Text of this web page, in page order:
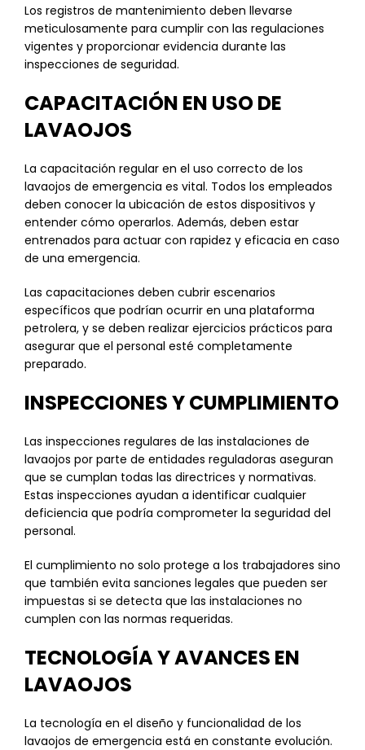
Los registros de mantenimiento deben llevarse
meticulosamente para cumplir con las regulaciones
vigentes y proporcionar evidencia durante las
inspecciones de seguridad.
CAPACITACIÓN EN USO DE
LAVAOJOS
La capacitación regular en el uso correcto de los
lavaojos de emergencia es vital. Todos los empleados
deben conocer la ubicación de estos dispositivos y
entender cómo operarlos. Además, deben estar
entrenados para actuar con rapidez y eficacia en caso
de una emergencia.
Las capacitaciones deben cubrir escenarios
específicos que podrían ocurrir en una plataforma
petrolera, y se deben realizar ejercicios prácticos para
asegurar que el personal esté completamente
preparado.
INSPECCIONES Y CUMPLIMIENTO
Las inspecciones regulares de las instalaciones de
lavaojos por parte de entidades reguladoras aseguran
que se cumplan todas las directrices y normativas.
Estas inspecciones ayudan a identificar cualquier
deficiencia que podría comprometer la seguridad del
personal.
El cumplimiento no solo protege a los trabajadores sino
que también evita sanciones legales que pueden ser
impuestas si se detecta que las instalaciones no
cumplen con las normas requeridas.
TECNOLOGÍA Y AVANCES EN
LAVAOJOS
La tecnología en el diseño y funcionalidad de los
lavaojos de emergencia está en constante evolución.